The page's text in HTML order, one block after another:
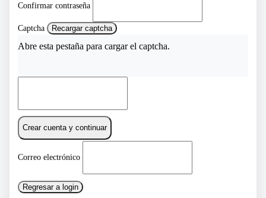
Confirmar contraseña
Captcha Recargar captcha
Abre esta pestaña para cargar el captcha.
Crear cuenta y continuar
Correo electrónico
Regresar a login